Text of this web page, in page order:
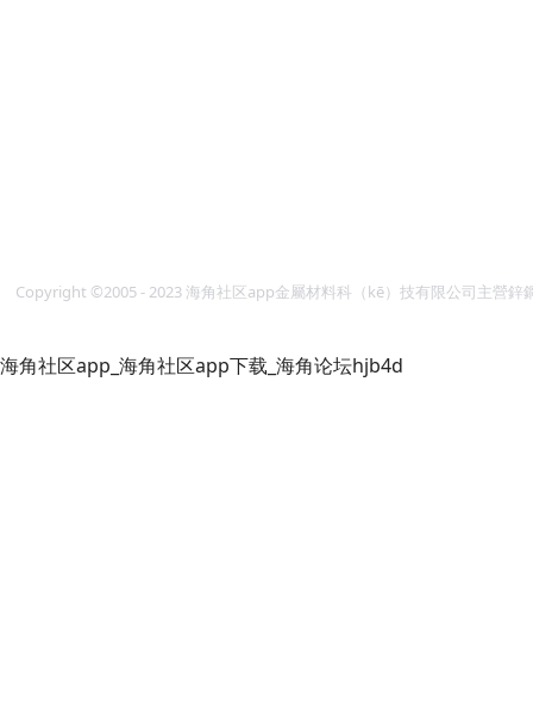
Copyright ©2005 - 2023 海角社区app金屬材料科（kē）技有限公司主營
海角社区app_海角社区app下载_海角论坛hjb4d